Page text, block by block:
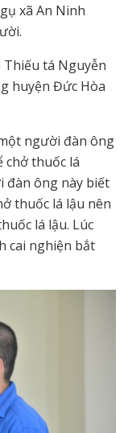
xã An Ninh
Thiếu tá Nguyễn
huyện Đức Hòa
người đàn ông
chở thuốc lá
đàn ông này biết
thuốc lá lậu nên
lá lậu. Lúc
cai nghiện bắt